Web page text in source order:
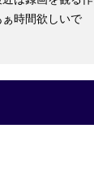
時間欲しいで